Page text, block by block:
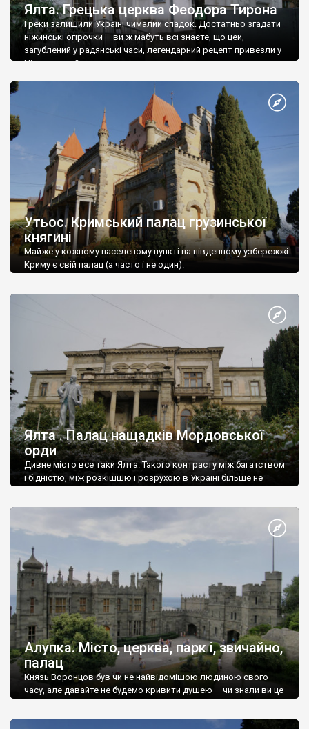
Ялта. Грецька церква Феодора Тирона
Греки залишили Україні чималий спадок. Достатньо згадати
ніжинські огірочки – ви ж мабуть всі знаєте, що цей,
загублений у радянські часи, легендарний рецепт привезли у
Ніжин греки?
Утьос. Кримський палац грузинської
княгині
Майже у кожному населеному пункті на південному узбережжі
Криму є свій палац (а часто і не один).
Ялта . Палац нащадків Мордовської
орди
Дивне місто все таки Ялта. Такого контрасту між багатством
і бідністю, між розкішшю і розрухою в Україні більше не
Алупка. Місто, церква, парк і, звичайно,
палац
Князь Воронцов був чи не найвідомішою людиною свого
часу, але давайте не будемо кривити душею – чи знали ви це